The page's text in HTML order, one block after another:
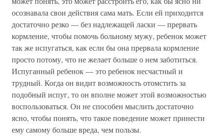
осознавала свои действия сама мать. Если ей приходится
достаточно резко — без надлежащей ласки — прервать
кормление, чтобы помочь больному мужу, ребенок может
так же испугаться, как если бы она прервала кормление
просто потому, что не желает больше о нем заботиться.
Испуганный ребенок — это ребенок несчастный и
трудный. Когда он видит возможность отомстить за
подобный испуг, то он вполне может этой возможностью
воспользоваться. Он не способен мыслить достаточно
ясно, чтобы понять, что такое поведение может принести
ему самому больше вреда, чем пользы.